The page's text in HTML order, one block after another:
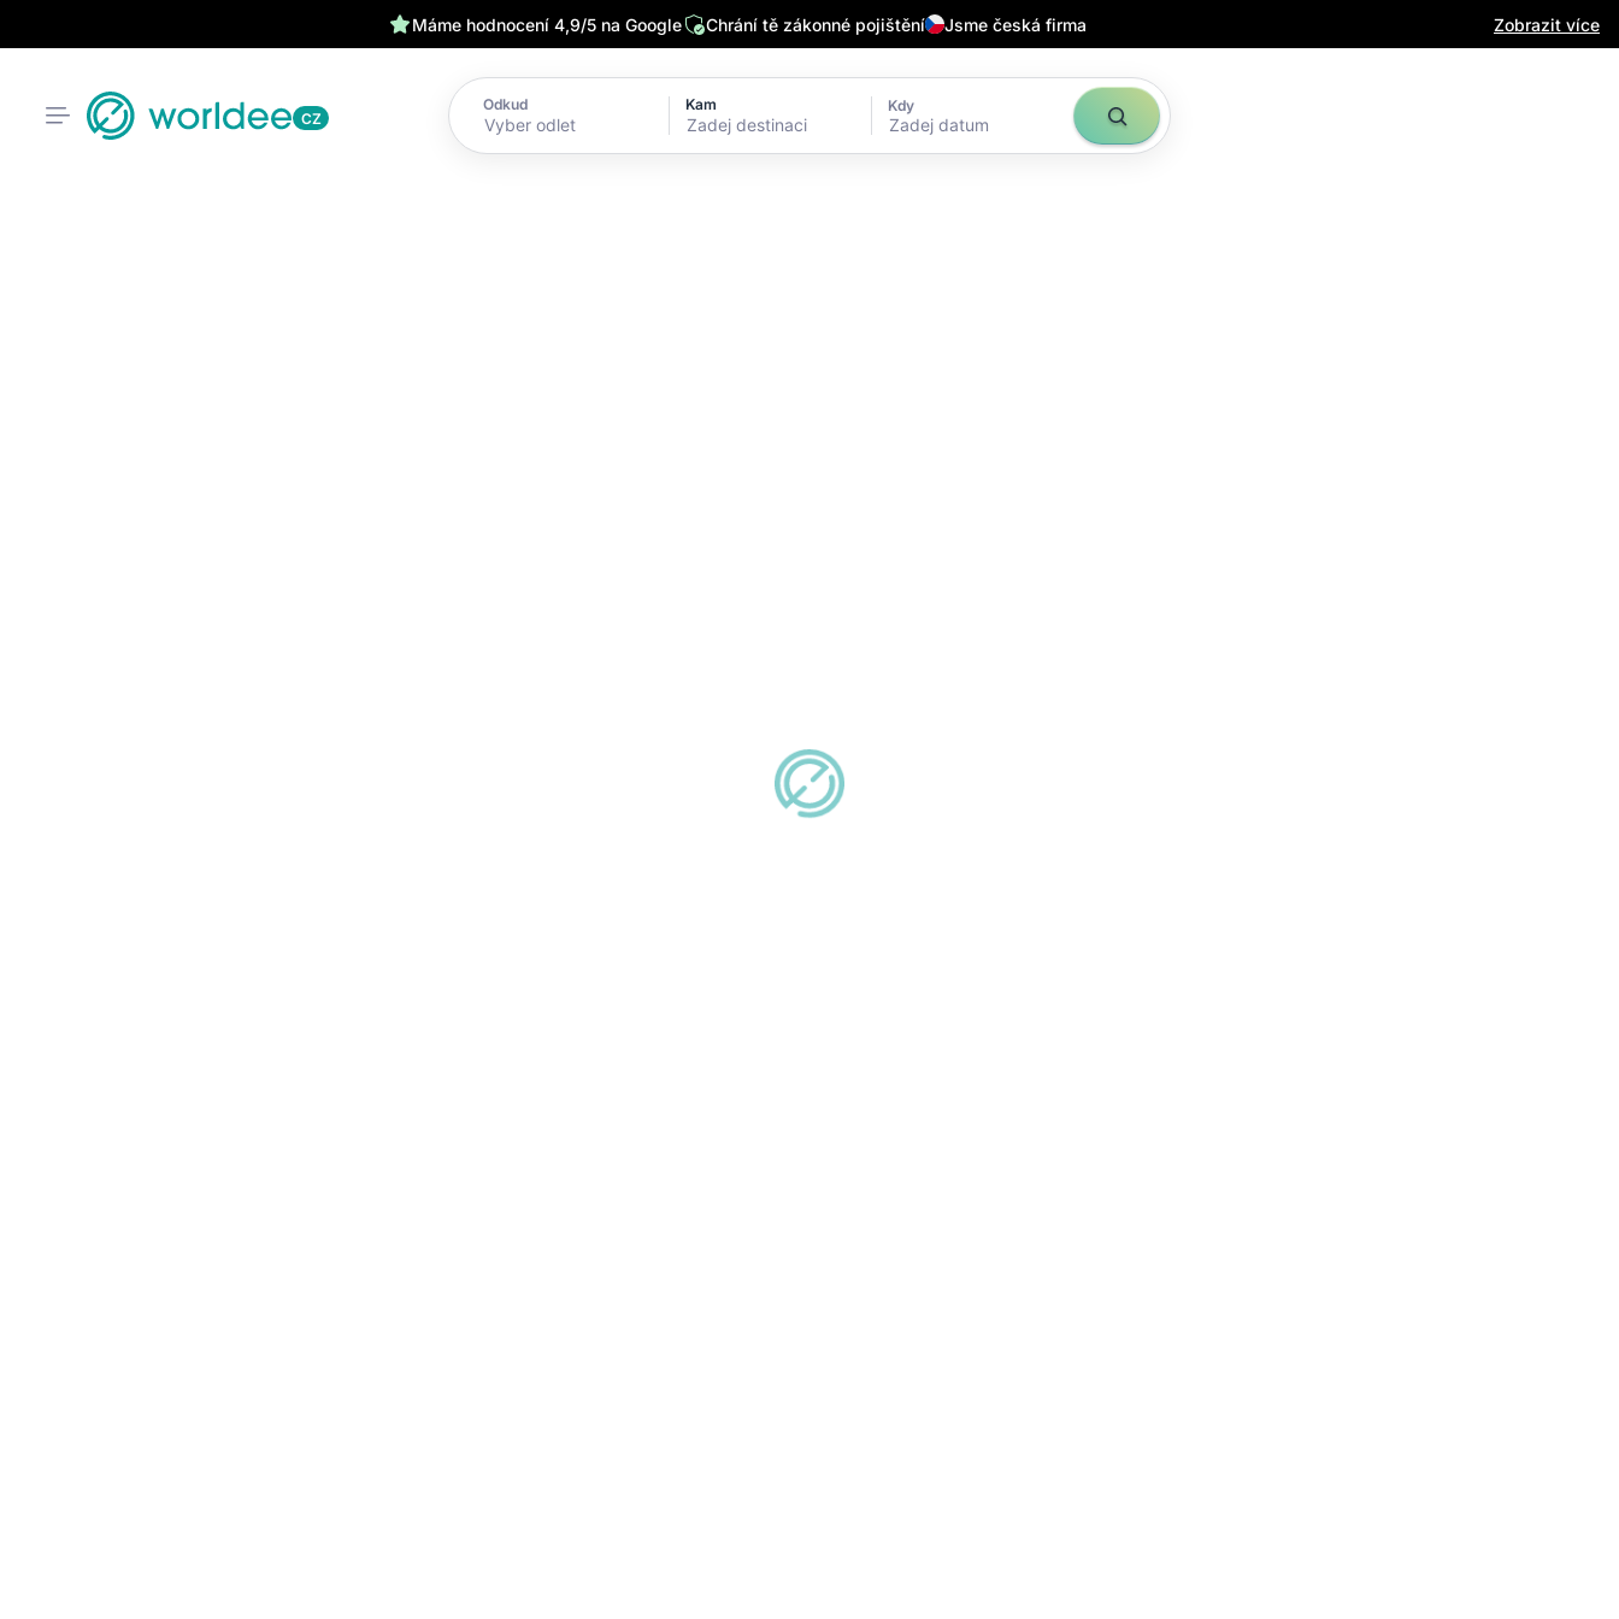
Máme hodnocení 4,9/5 na Google Chrání tě zákonné pojištění Jsme česká firma Zobrazit více
CZ
Odkud Kam Kdy
Zadej datum